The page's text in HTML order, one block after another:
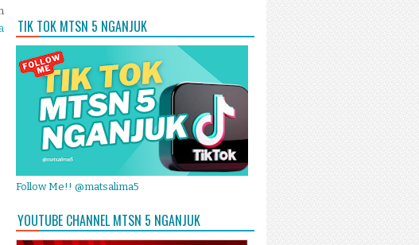
TIK TOK MTSN 5 NGANJUK
Follow Me!! @matsalima5
YOUTUBE CHANNEL MTSN 5 NGANJUK